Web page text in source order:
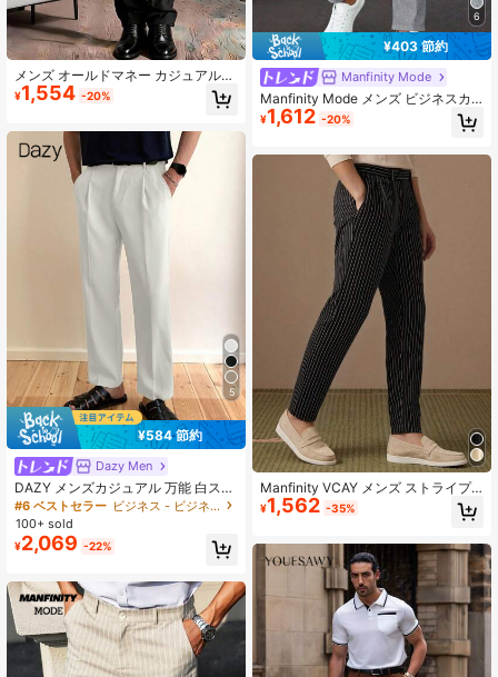
49K フォロワー
4.82 49K フォロワー
49K フォロワー
メンズ オールドマネー カジュアル
ビジネススーツ パンツ
¥1,554 -20%
5
¥584 節約
Dazy Men
DAZY メンズカジュアル 万能 白スー
ツパンツ 春のビジネスアテイア
#6 ベストセラー
ビジネス - ビジネス通勤 メンズスーツパンツ
100+ sold
¥2,069 -22%
6
¥403 節約
Manfinity Mode
Manfinity Mode メンズ ビジネスカ
ジュアル ストライプ柄 ウーブン ス
ーツパンツ フォーマル 儀式用
¥1,612 -20%
Manfinity VCAY メンズ ストライプ
柄 斜めポケット カジュアルスーツパ
ンツ
¥1,562 -35%